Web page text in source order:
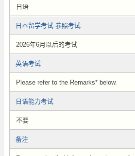
日语
日本留学考试-参照考试
2026年6月以后的考试
英语考试
Please refer to the Remarks* below.
日语能力考试
不要
备注